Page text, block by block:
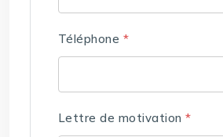
Téléphone *
Lettre de motivation*